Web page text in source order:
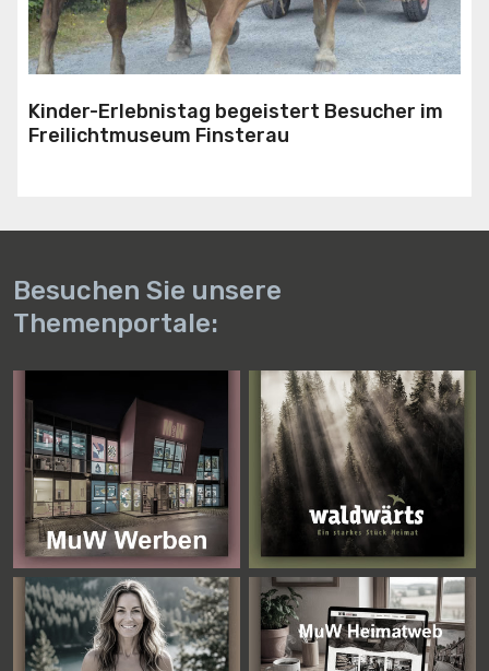
Kinder-Erlebnistag begeistert Besucher im
Freilichtmuseum Finsterau
Besuchen Sie unsere
Themenportale: